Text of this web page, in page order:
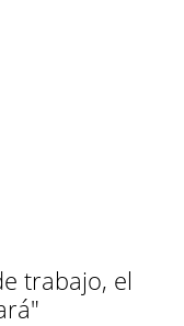
trabajo, el